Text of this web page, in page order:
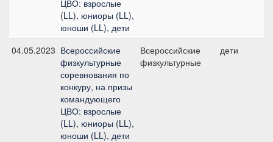
ЦВО: взрослые
(LL), юниоры (LL),
юноши (LL), дети
04.05.2023 Всероссийские
физкультурные
соревнования по
конкуру, на призы
командующего
ЦВО: взрослые
(LL), юниоры (LL),
юноши (LL), дети
Всероссийские
физкультурные
дети